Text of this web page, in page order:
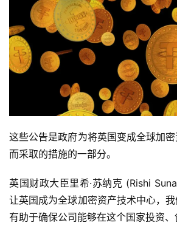
这些公告是政府为将英国变成全球加
而采取的措施的一部分。
英国财政大臣里希·苏纳克 (Rishi
让英国成为全球加密资产技术中心，
有助于确保公司能够在这个国家投资